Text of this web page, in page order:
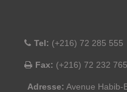
Tel: (+216) 72 285 555
Fax: (+216) 72 232 765
Adresse: Avenue Habib-